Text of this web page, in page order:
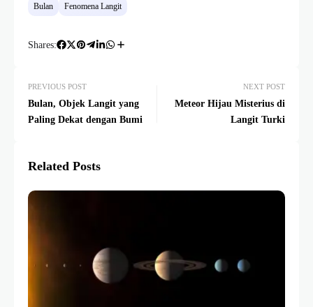
Bulan Fenomena Langit
Shares:
PREVIOUS POST
Bulan, Objek Langit yang
Paling Dekat dengan Bumi
NEXT POST
Meteor Hijau Misterius di
Langit Turki
Related Posts